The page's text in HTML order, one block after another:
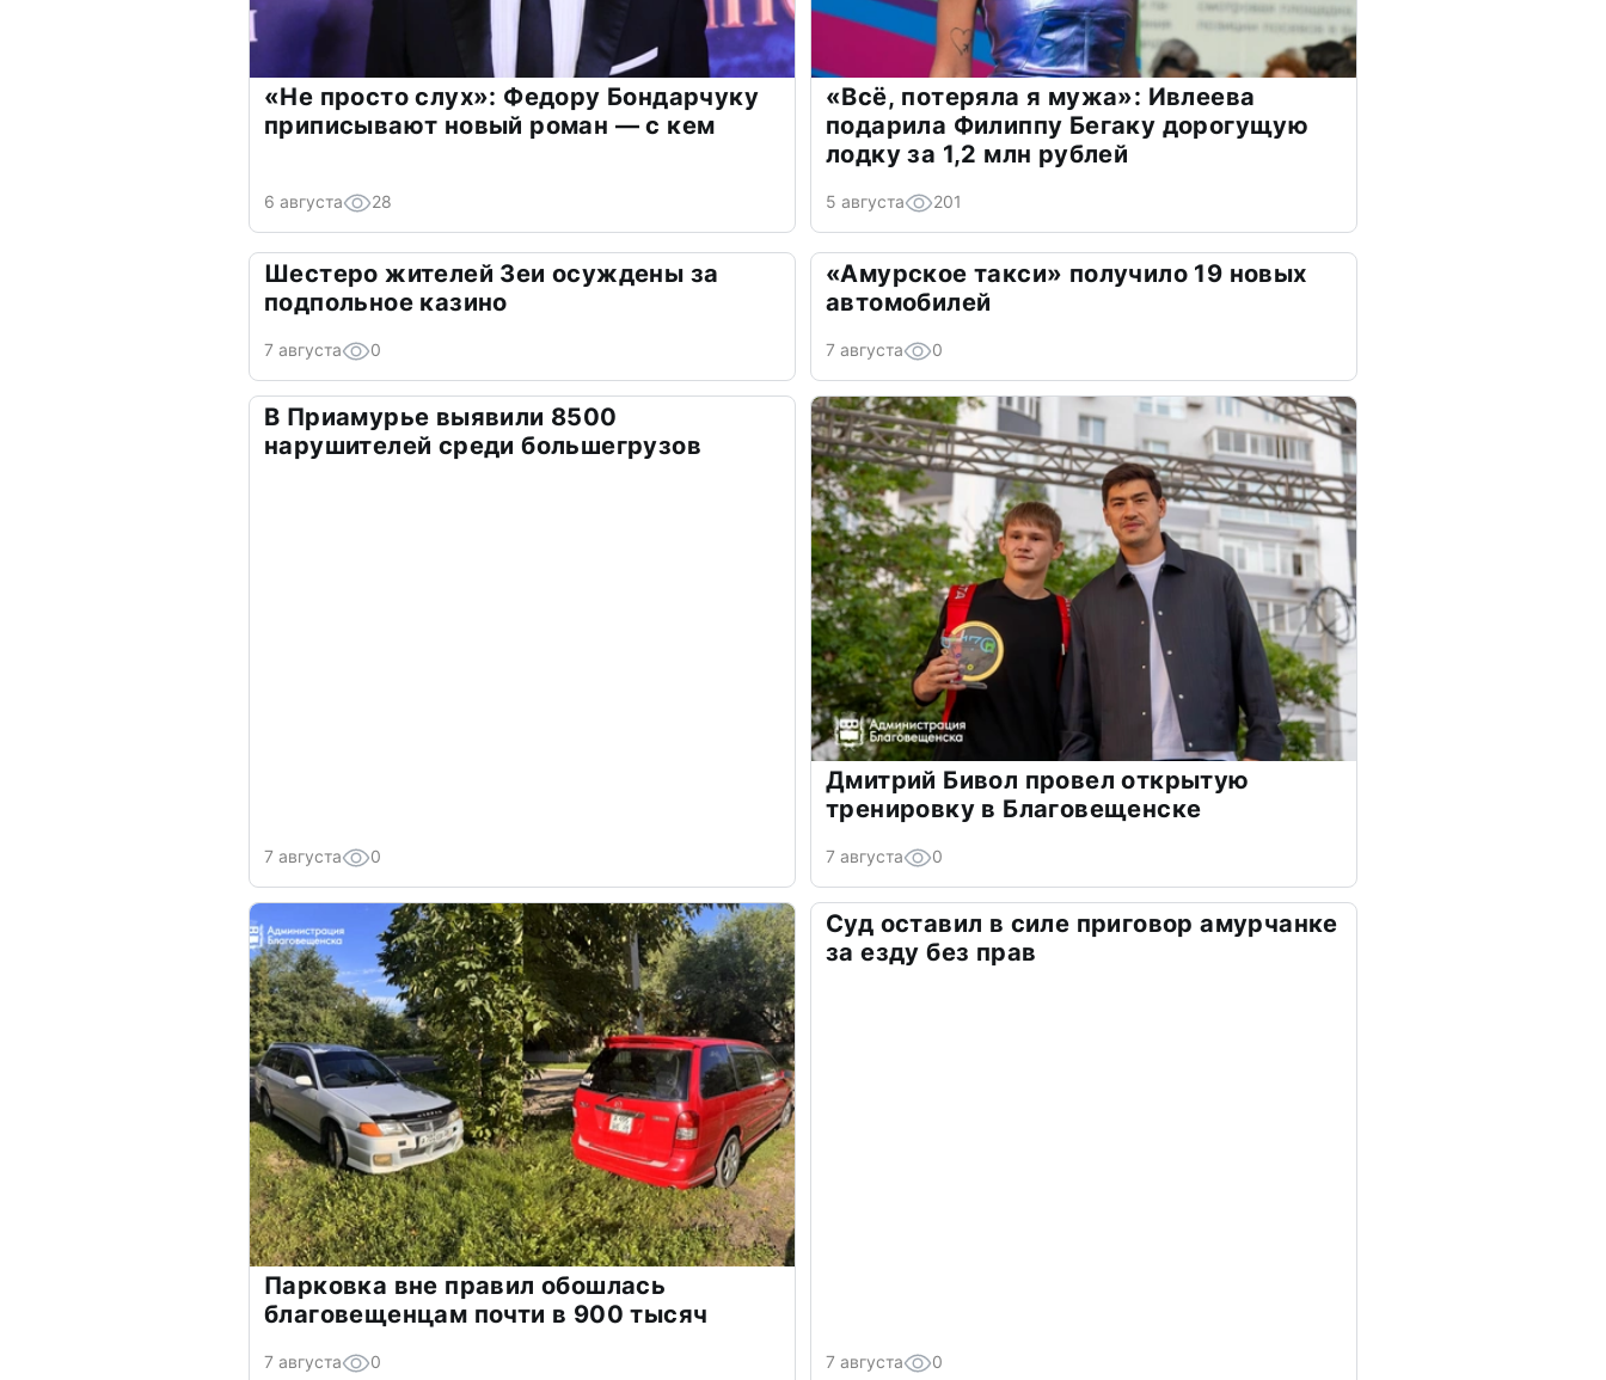
«Не просто слух»: Федору Бондарчуку
приписывают новый роман — с кем
6 августа 28
«Всё, потеряла я мужа»: Ивлеева
подарила Филиппу Бегаку дорогущую
лодку за 1,2 млн рублей
5 августа 201
Шестеро жителей Зеи осуждены за
подпольное казино
7 августа 0
«Амурское такси» получило 19 новых
автомобилей
7 августа 0
В Приамурье выявили 8500
нарушителей среди большегрузов
7 августа 0
Дмитрий Бивол провел открытую
тренировку в Благовещенске
7 августа 0
Парковка вне правил обошлась
благовещенцам почти в 900 тысяч
7 августа 0
Суд оставил в силе приговор амурчанке
за езду без прав
7 августа 0